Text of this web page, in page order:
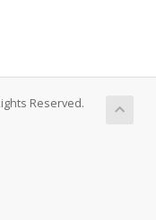
Reserved.